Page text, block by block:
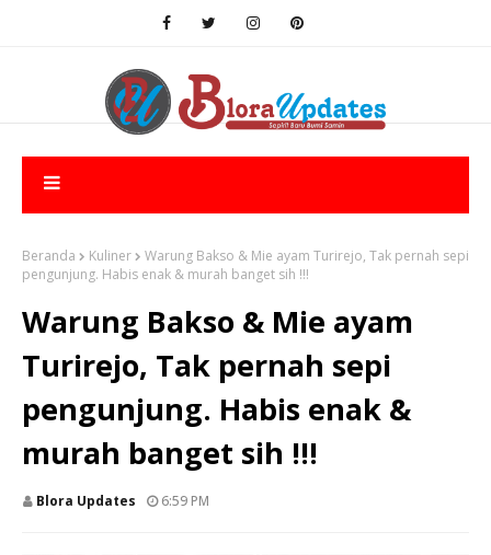
Beranda Kuliner
Warung Bakso & Mie ayam Turirejo, Tak pernah sepi
pengunjung. Habis enak & murah banget sih !!!
Warung Bakso & Mie ayam
Turirejo, Tak pernah sepi
pengunjung. Habis enak &
murah banget sih !!!
Blora Updates 6:59 PM